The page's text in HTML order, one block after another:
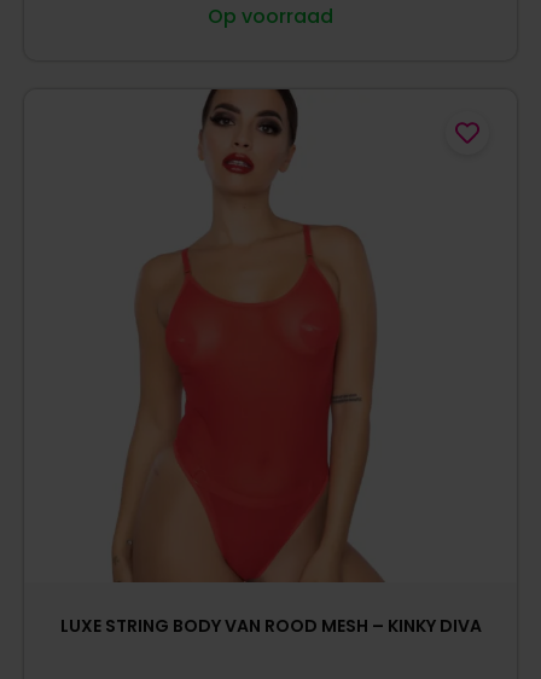
Op voorraad
LUXE STRING BODY VAN ROOD MESH – KINKY DIVA